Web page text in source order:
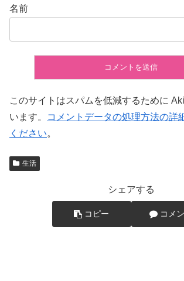
名前
このサイトはスパムを低減するために
います。
コメントデータの処理方法の詳
ください。
生活
シェアする
コピー コメ